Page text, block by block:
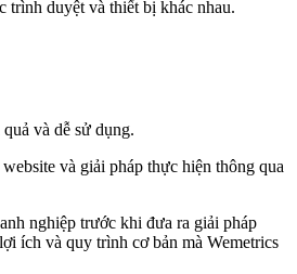
trình duyệt và thiết bị khác nhau.
và dễ sử dụng.
và giải pháp thực hiện thông qua
nghiệp trước khi đưa ra giải pháp
ích và quy trình cơ bản mà Wemetrics